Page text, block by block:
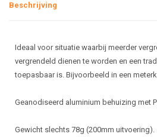
Beschrijving
Ideaal voor situatie waarbij meerder
vergrendeld dienen te worden en een
toepasbaar is. Bijvoorbeeld in een
Geanodiseerd aluminium behuizing met
Gewicht slechts 78g (200mm uitvoering).